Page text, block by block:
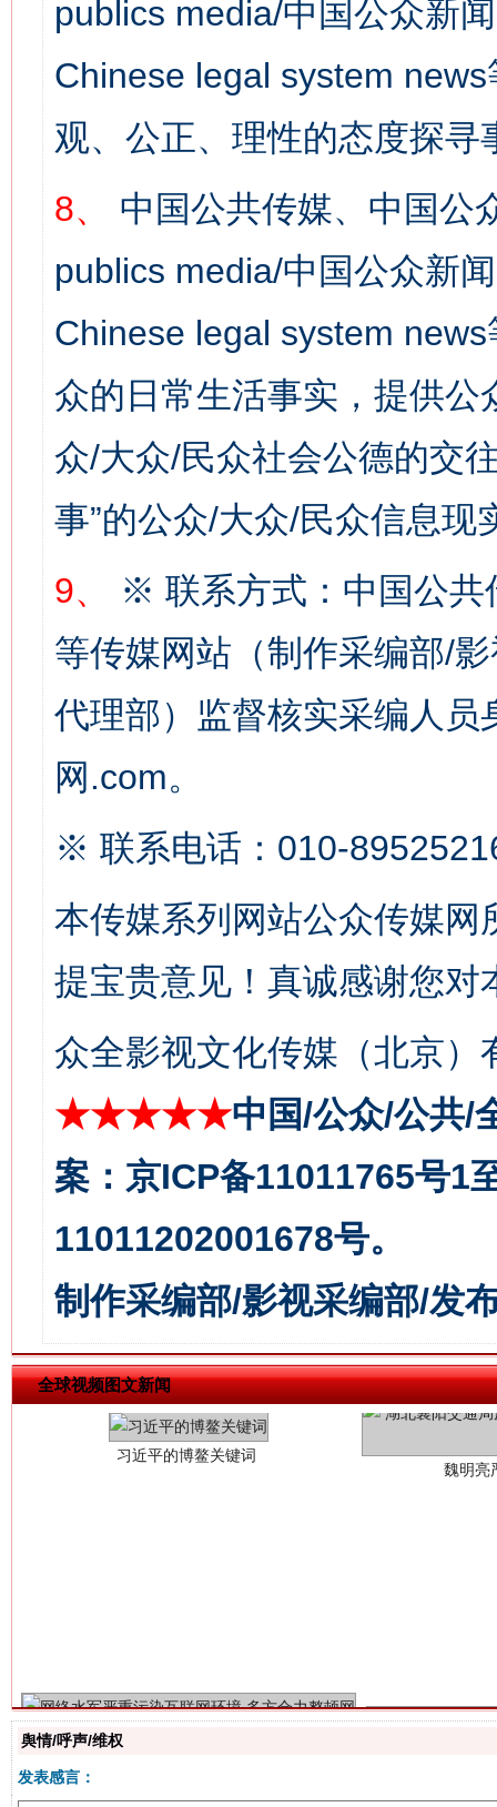
publics media/中国公众新
Chinese legal system
观、公正、理性的态度探寻
8、
中国公共传媒、中国公
publics media/中国公众新
Chinese legal system
众的日常生活事实，提供
众/大众/民众社会公德的交
事”的公众/大众/民众信息现
9、
※ 联系方式：中国公共
等传媒网站（制作采编部/
代理部）监督核实采编人员
网.com。
※ 联系电话：010-
本传媒系列网站公众传媒
提宝贵意见！真诚感谢您
众全影视文化传媒（北京）
★★★★★中国/公众/公共/
案：京ICP备11011765号1
11011202001678号。
制作采编部/影视采编部/发
全球视频图文新闻
网上购药对药下症？
这是一记警钟！ 谢
在谋一域中谋全局
习近平的博鳌关键词
舆情/呼声/维权
发表感言：